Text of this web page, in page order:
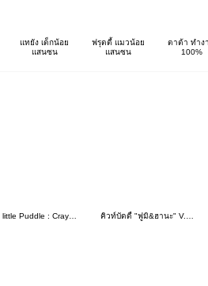
แทยัง เด็กน้อย
แสนซน
ฟรุตตี้ แมวน้อย
แสนซน
ตาต้า ทำง
100%
Miyu little Puddle : Crayon(Text Edited) คิวท์บัดดี้ "ฟูมิ&ฮานะ" V.5 - แชทน่ารัก